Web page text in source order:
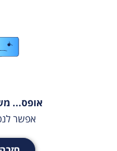
אופס...
אפשר